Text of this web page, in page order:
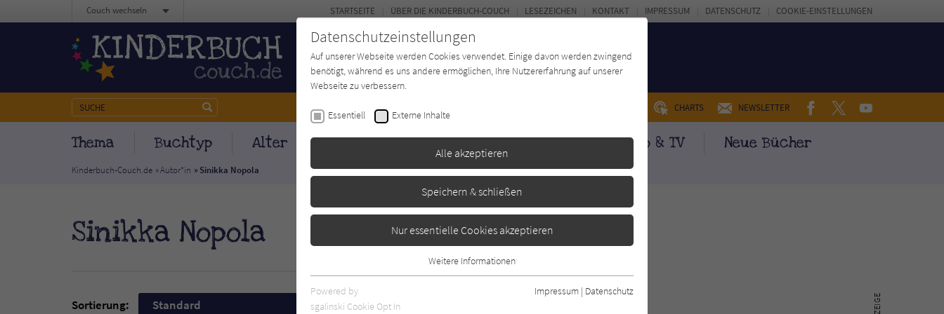
CHARTS NEWSLETTER FACEBOOKTWITTERYOUTUBE
Thema Buchtyp Alter Autor*in Verlage Magazin Kino & TV Neue Bücher
STARTSEITE ÜBER DIE KINDERBUCH-COUCH LESEZEICHEN KONTAKT IMPRESSUM DATENSCHUTZ COOKIE-EINSTELLUNGEN
Couch wechseln
Kinderbuch-Couch.de Autor*in Sinikka Nopola
Sinikka Nopola
Sortierung:
Standard
Datenschutzeinstellungen
Auf unserer Webseite werden Cookies verwendet. Einige davon werden zwingend
benötigt, während es uns andere ermöglichen, Ihre Nutzererfahrung auf unserer
Webseite zu verbessern.
Essentiell Externe Inhalte
Alle akzeptieren
Speichern & schließen
Nur essentielle Cookies akzeptieren
Essentielle Cookies werden für grundlegende Funktionen der Webseite
benötigt. Dadurch ist gewährleistet, dass die Webseite einwandfrei
Weitere Informationen
Powered by
sgalinski Cookie Opt In
Impressum | Datenschutz